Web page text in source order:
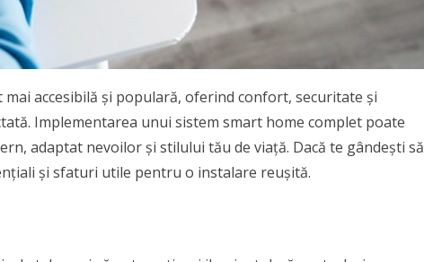
accesibilă și populară, oferind confort, securitate și
Implementarea unui sistem smart home complet poate
adaptat nevoilor și stilului tău de viață. Dacă te gândești să
și sfaturi utile pentru o instalare reușită.